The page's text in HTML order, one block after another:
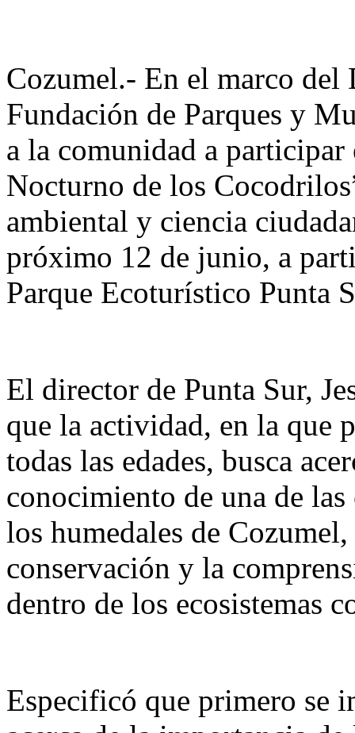
Cozumel.- En el marco
Fundación de Parques y
a la comunidad a
Nocturno de los
ambiental y ciencia
próximo 12 de junio, a
Parque Ecoturístico Punta
El director de Punta Sur,
que la actividad, en la que
todas las edades, busca
conocimiento de una de las
los humedales de
conservación y la
dentro de los ecosistemas
Especificó que primero se